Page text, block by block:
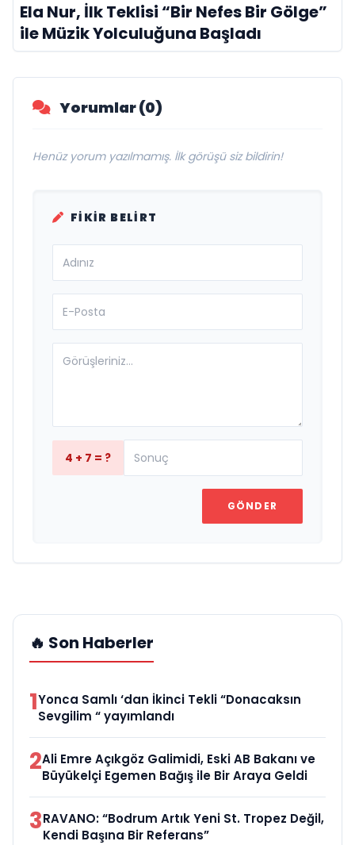
Ela Nur, İlk Teklisi “Bir Nefes Bir Gölge”
ile Müzik Yolculuğuna Başladı
Yorumlar (0)
Henüz yorum yazılmamış. İlk görüşü siz bildirin!
FIKIR BELIRT
4 + 7 = ?
GÖNDER
🔥 Son Haberler
1Yonca Samlı ‘dan İkinci Tekli “Donacaksın
Sevgilim “ yayımlandı
2Ali Emre Açıkgöz Galimidi, Eski AB Bakanı ve
Büyükelçi Egemen Bağış ile Bir Araya Geldi
3RAVANO: “Bodrum Artık Yeni St. Tropez Değil,
Kendi Başına Bir Referans”